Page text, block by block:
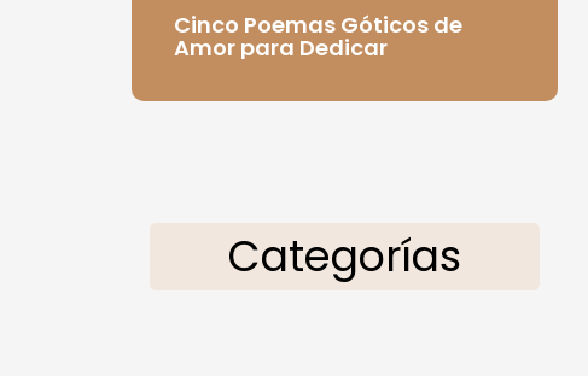
Cinco Poemas Góticos de
Amor para Dedicar
Categorías